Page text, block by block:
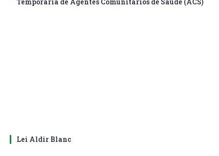
Lei Aldir Blanc